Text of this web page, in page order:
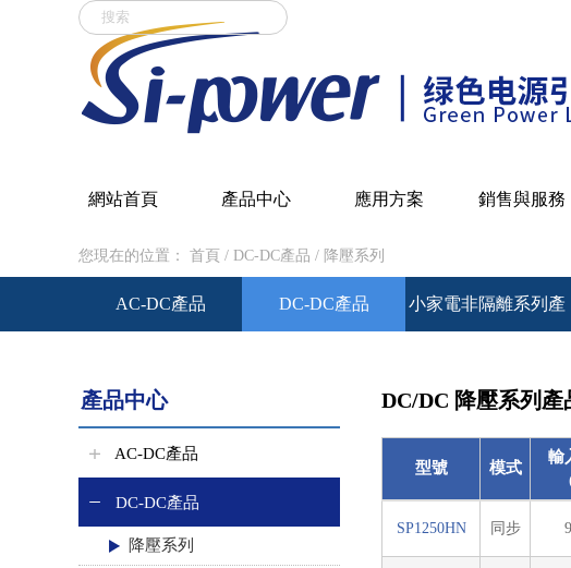
尤物在线-亚洲综合第一页-日韩视
片在线观看-撸大师av-免费在线视频
看-国产精品破处-亚洲国产乱-无码国
網站首頁 產品中心 應用方案 銷售與服務
您現在的位置： 首頁 / DC-DC產品 / 降壓系列
AC-DC產品 DC-DC產品 小家電非隔離系列產
產品中心
AC-DC產品
DC-DC產品
降壓系列
DC/DC 降壓系列產
型號 模式
輸
SP1250HN 同步